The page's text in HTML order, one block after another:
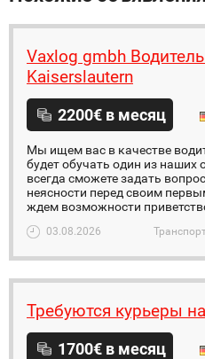
Vaxlog gmbh
Kaiserslautern
2200€ в месяц
Мы ищем вас в качестве
будет обучать один из наших
всегда сможете задать
неясности перед своим
ждем возможности
03.08.2026
Требуются курьеры
1700€ в месяц